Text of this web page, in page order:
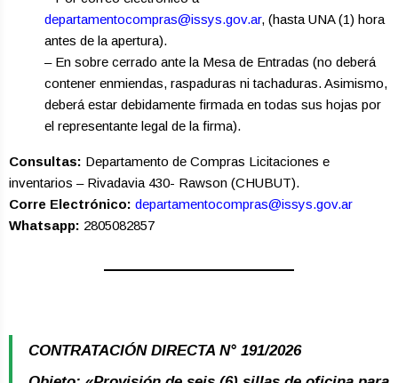
departamentocompras@issys.gov.ar, (hasta UNA (1) hora
antes de la apertura).
– En sobre cerrado ante la Mesa de Entradas (no deberá
contener enmiendas, raspaduras ni tachaduras. Asimismo,
deberá estar debidamente firmada en todas sus hojas por
el representante legal de la firma).
Consultas: Departamento de Compras Licitaciones e
inventarios – Rivadavia 430- Rawson (CHUBUT).
Corre Electrónico: departamentocompras@issys.gov.ar
Whatsapp: 2805082857
CONTRATACIÓN DIRECTA N° 191/2026